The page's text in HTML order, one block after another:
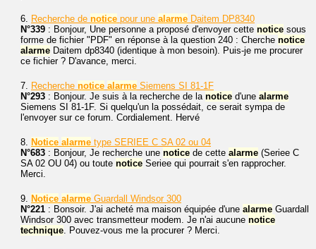
6. Recherche de notice pour une alarme Daitem DP8340
N°339 : Bonjour, Une personne a proposé d'envoyer cette notice sous
forme de fichier "PDF" en réponse à la question 240 : Cherche notice
alarme Daitem dp8340 (identique à mon besoin). Puis-je me procurer
ce fichier ? D'avance, merci.
7. Recherche notice alarme Siemens SI 81-1F
N°293 : Bonjour. Je suis à la recherche de la notice d'une alarme
Siemens SI 81-1F. Si quelqu'un la possédait, ce serait sympa de
l'envoyer sur ce forum. Cordialement. Hervé
8. Notice alarme type SERIEE C SA 02 ou 04
N°683 : Bonjour, Je recherche une notice de cette alarme (Seriee C
SA 02 OU 04) ou toute notice Seriee qui pourrait s'en rapprocher.
Merci.
9. Notice alarme Guardall Windsor 300
N°221 : Bonsoir. J'ai acheté ma maison équipée d'une alarme Guardall
Windsor 300 avec transmetteur modem. Je n'ai aucune notice
technique. Pouvez-vous me la procurer ? Merci.